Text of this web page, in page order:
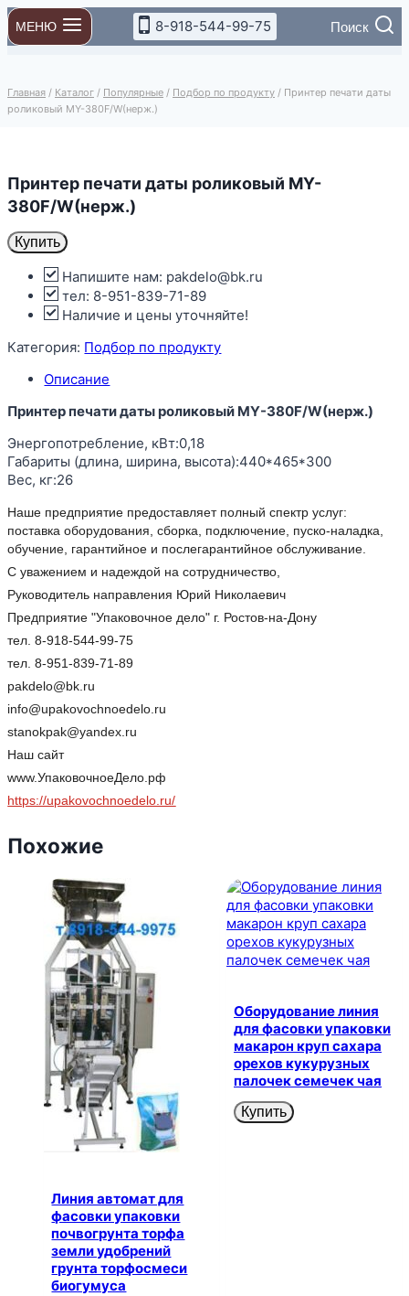
Перейти
к
содержимому
МЕНЮ 8-918-544-99-75 Поиск
Главная / Каталог / Популярные / Подбор по продукту / Принтер печати даты
роликовый MY-380F/W(нерж.)
Принтер печати даты роликовый MY-
380F/W(нерж.)
Купить
Напишите нам: pakdelo@bk.ru
тел: 8-951-839-71-89
Наличие и цены уточняйте!
Категория: Подбор по продукту
Описание
Принтер печати даты роликовый MY-380F/W(нерж.)
Энергопотребление, кВт:0,18
Габариты (длина, ширина, высота):440*465*300
Вес, кг:26
Наше предприятие предоставляет полный спектр услуг:
поставка оборудования, сборка, подключение, пуско-наладка,
обучение, гарантийное и послегарантийное обслуживание.
С уважением и надеждой на сотрудничество,
Руководитель направления Юрий Николаевич
Предприятие "Упаковочное дело" г. Ростов-на-Дону
тел. 8-918-544-99-75
тел. 8-951-839-71-89
pakdelo@bk.ru
info@upakovochnoedelo.ru
stanokpak@yandex.ru
Наш сайт
www.УпаковочноеДело.рф
https://upakovochnoedelo.ru/
Похожие
Линия автомат для
фасовки упаковки
почвогрунта торфа
земли удобрений
грунта торфосмеси
биогумуса
Оборудование линия
для фасовки упаковки
макарон круп сахара
орехов кукурузных
палочек семечек чая
Купить